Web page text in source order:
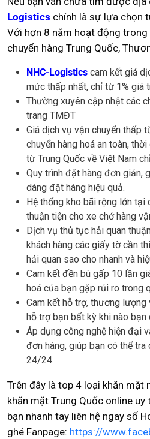
Logistics chính là sự lựa chọn
Với hơn 8 năm hoạt động trong
chuyển hàng Trung Quốc,
NHC-Logistics cam kết giá
mức thấp nhất, chỉ từ 1% giá
Thường xuyên cập nhật các
trang TMĐT
Giá dịch vụ vận chuyển thấp
chuyển hàng hoá an toàn,
từ Trung Quốc về Việt Nam
Quy trình đặt hàng đơn giản,
dàng đặt hàng hiệu quả.
Hệ thống kho bãi rộng lớn tại
thuận tiện cho xe chở hàng
Dịch vụ thủ tục hải quan
khách hàng các giấy tờ cần
hải quan sao cho nhanh và
Cam kết đền bù gấp 10 lần
hoá của bạn gặp rủi ro trong
Cam kết hỗ trợ, thương
hỗ trợ bạn bất kỳ khi nào bạn
Áp dụng công nghệ hiện đại
đơn hàng, giúp bạn có thể
24/24.
Trên đây là top 4 loại khăn mặt
khăn mặt Trung Quốc online
bạn nhanh tay liên hệ ngay số
ghé Fanpage: https://